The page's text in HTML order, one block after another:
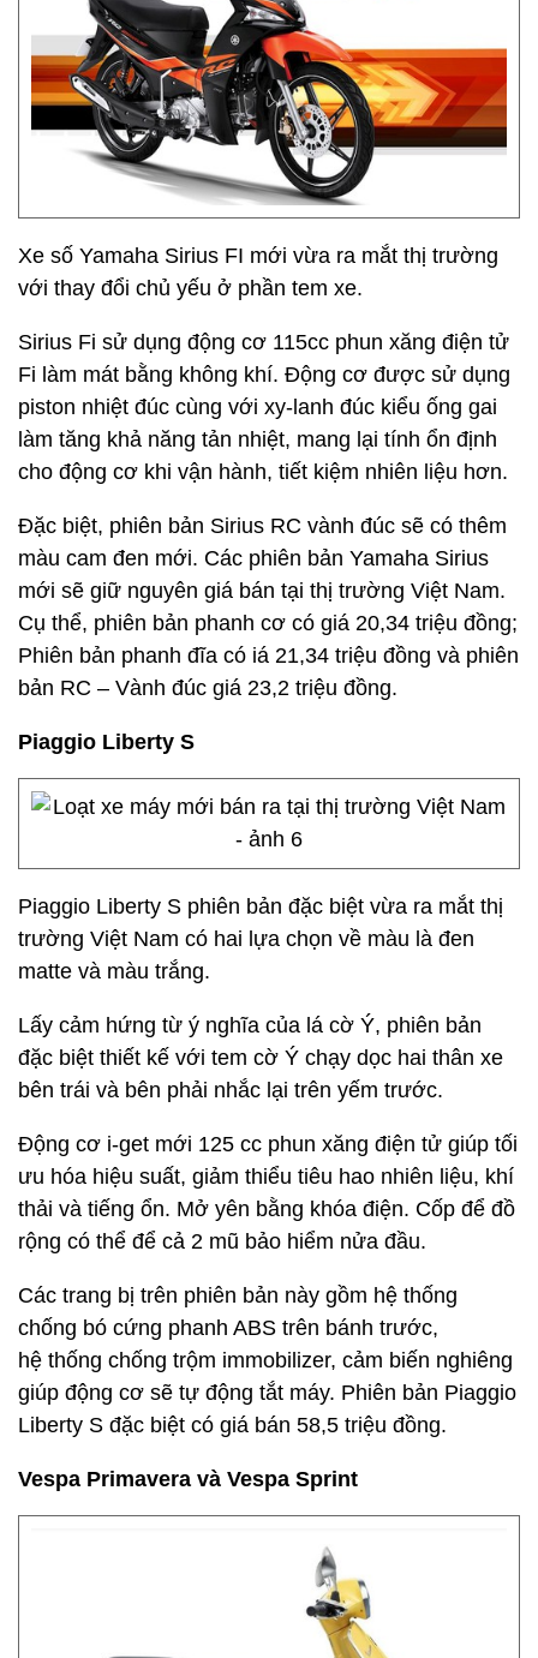
Xe số Yamaha Sirius FI mới vừa ra mắt thị trường
với thay đổi chủ yếu ở phần tem xe.
Sirius Fi sử dụng động cơ 115cc phun xăng điện tử
Fi làm mát bằng không khí. Động cơ được sử dụng
piston nhiệt đúc cùng với xy-lanh đúc kiểu ống gai
làm tăng khả năng tản nhiệt, mang lại tính ổn định
cho động cơ khi vận hành, tiết kiệm nhiên liệu hơn.
Đặc biệt, phiên bản Sirius RC vành đúc sẽ có thêm
màu cam đen mới. Các phiên bản Yamaha Sirius
mới sẽ giữ nguyên giá bán tại thị trường Việt Nam.
Cụ thể, phiên bản phanh cơ có giá 20,34 triệu đồng;
Phiên bản phanh đĩa có iá 21,34 triệu đồng và phiên
bản RC – Vành đúc giá 23,2 triệu đồng.
Piaggio Liberty S
Piaggio Liberty S phiên bản đặc biệt vừa ra mắt thị
trường Việt Nam có hai lựa chọn về màu là đen
matte và màu trắng.
Lấy cảm hứng từ ý nghĩa của lá cờ Ý, phiên bản
đặc biệt thiết kế với tem cờ Ý chạy dọc hai thân xe
bên trái và bên phải nhắc lại trên yếm trước.
Động cơ i-get mới 125 cc phun xăng điện tử giúp tối
ưu hóa hiệu suất, giảm thiểu tiêu hao nhiên liệu, khí
thải và tiếng ổn. Mở yên bằng khóa điện. Cốp để đồ
rộng có thể để cả 2 mũ bảo hiểm nửa đầu.
Các trang bị trên phiên bản này gồm hệ thống
chống bó cứng phanh ABS trên bánh trước,
hệ thống chống trộm immobilizer, cảm biến nghiêng
giúp động cơ sẽ tự động tắt máy. Phiên bản Piaggio
Liberty S đặc biệt có giá bán 58,5 triệu đồng.
Vespa Primavera và Vespa Sprint